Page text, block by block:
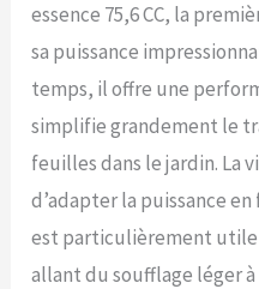
essence 75,6 CC, la
sa puissance
temps, il offre une
simplifie grandement le
feuilles dans le jardin. La
d’adapter la puissance
est particulièrement utile
allant du soufflage léger